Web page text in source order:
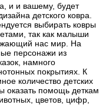
и и вашему, будет
детского ковра.
выбирать ковры
так как малыши
нас мир. На
персонажи из
намного
покрытиях. К
количество детских
оказать помощь деткам
цветов, цифр,